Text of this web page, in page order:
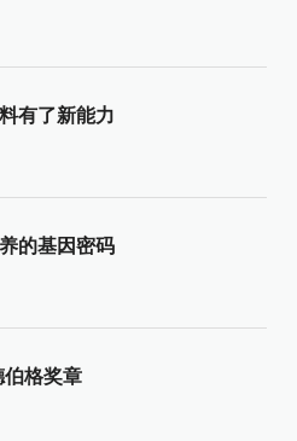
有了新能力
的基因密码
伯格奖章